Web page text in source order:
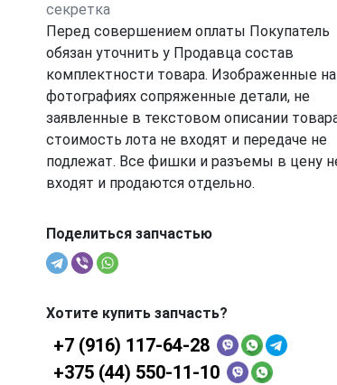
секретка
Перед совершением оплаты Покупатель
обязан уточнить у Продавца состав
комплектности товара. Изображенные на
фотографиях сопряженные детали, не
заявленные в текстовом описании
стоимость лота не входят и передаче не
подлежат. Все фишки и разъемы в цену
входят и продаются отдельно.
Поделиться запчастью
Хотите купить запчасть?
+7 (916) 117-64-28
+375 (44) 550-11-10